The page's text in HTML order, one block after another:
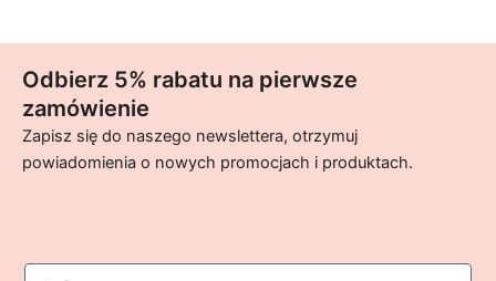
Odbierz 5% rabatu na pierwsze
zamówienie
Zapisz się do naszego newslettera, otrzymuj
powiadomienia o nowych promocjach i produktach.
imie